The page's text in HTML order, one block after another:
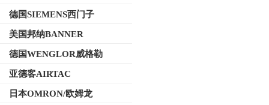
德国SIEMENS西门子
美国邦纳BANNER
德国WENGLOR威格勒
亚德客AIRTAC
日本OMRON/欧姆龙